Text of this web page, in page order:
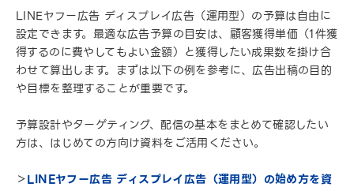
LINEヤフー広告 ディスプレイ広告（運用型）の予算は自由に
設定できます。最適な広告予算の目安は、顧客獲得単価（1件獲
得するのに費やしてもよい金額）と獲得したい成果数を掛け合
わせて算出します。まずは以下の例を参考に、広告出稿の目的
や目標を整理することが重要です。
予算設計やターゲティング、配信の基本をまとめて確認したい
方は、はじめての方向け資料をご活用ください。
＞LINEヤフー広告 ディスプレイ広告（運用型）の始め方を資